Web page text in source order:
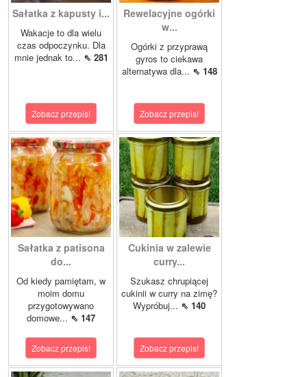
Sałatka z kapusty i...
Wakacje to dla wielu
czas odpoczynku. Dla
mnie jednak to... ⇖ 281
Zobacz przepis!
Rewelacyjne ogórki
w...
Ogórki z przyprawą
gyros to ciekawa
alternatywa dla... ⇖ 148
Zobacz przepis!
Sałatka z patisona
do...
Od kiedy pamiętam, w
moim domu
przygotowywano
domowe... ⇖ 147
Zobacz przepis!
Cukinia w zalewie
curry...
Szukasz chrupiącej
cukinii w curry na zimę?
Wypróbuj... ⇖ 140
Zobacz przepis!